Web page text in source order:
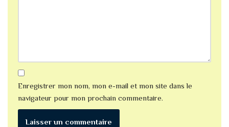
Enregistrer mon nom, mon e-mail et mon site dans le
navigateur pour mon prochain commentaire.